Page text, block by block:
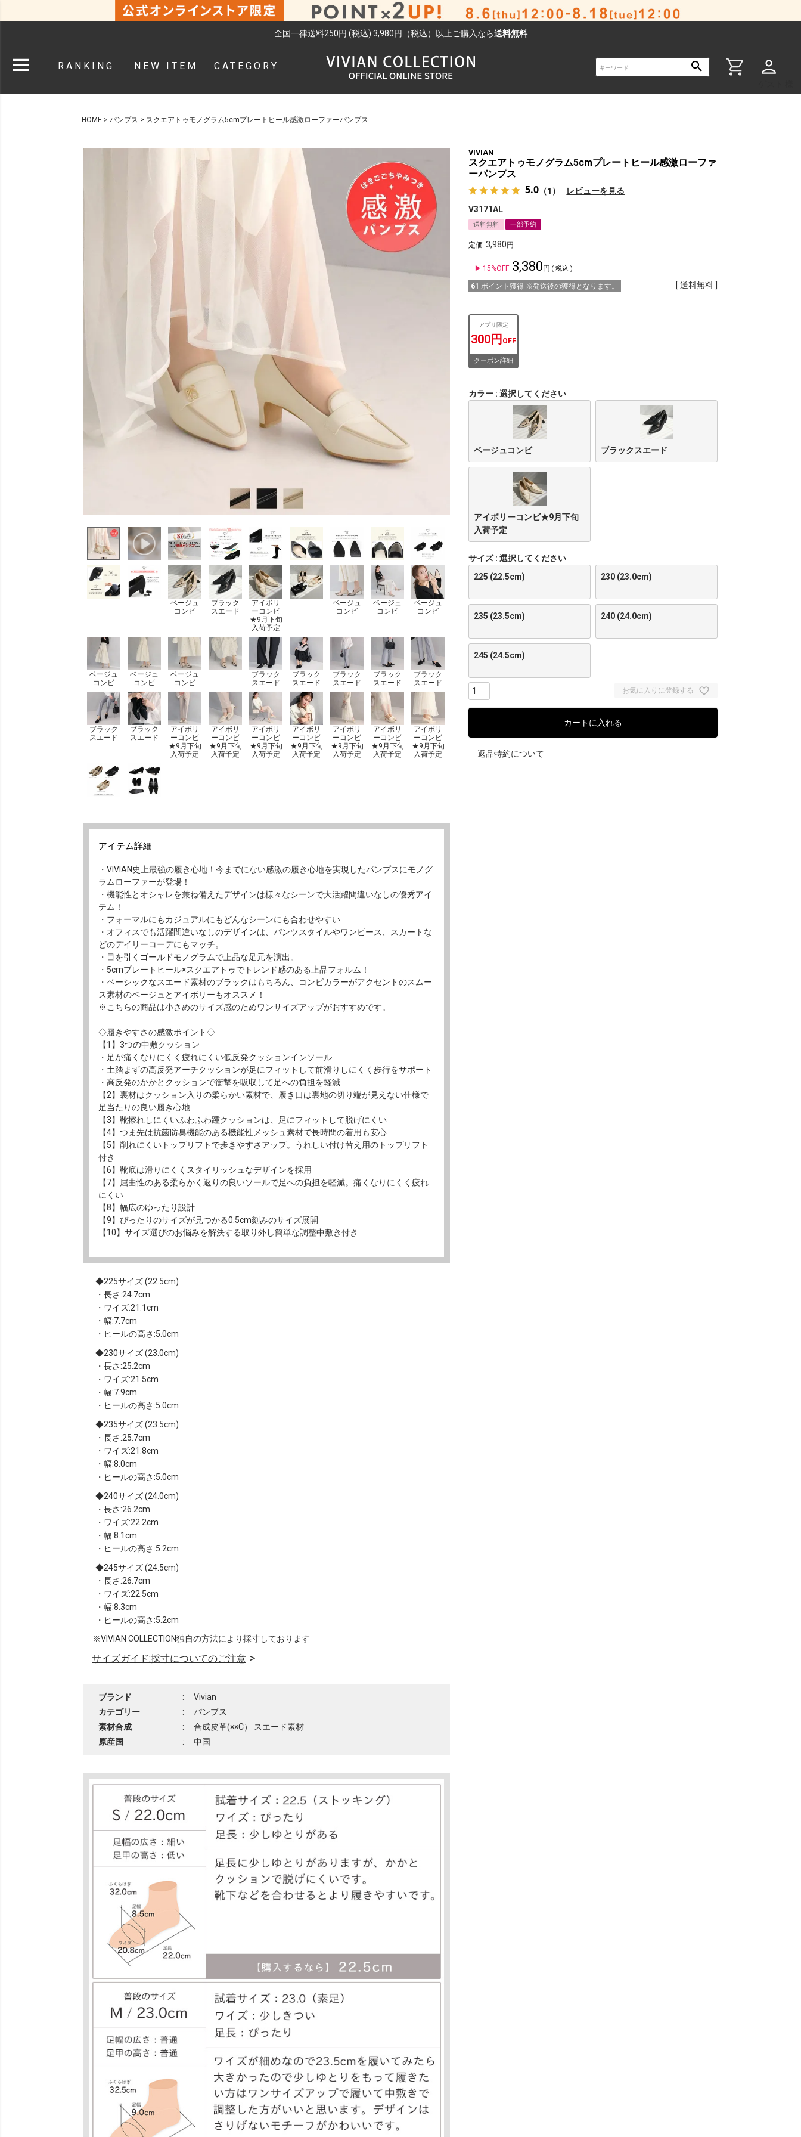
全国一律送料250円 (税込) 3,980円（税込）以上ご購入なら送料無料
RANKING NEW ITEM CATEGORY
検索
HOME パンプス スクエアトゥモノグラム5cmプレートヒール感激ローファーパンプス
ベージュ
コンビ
ブラック
スエード
アイボリ
ーコンビ
★9月下旬
入荷予定
ベージュ
コンビ
ベージュ
コンビ
ベージュ
コンビ
ベージュ
コンビ
ベージュ
コンビ
ベージュ
コンビ
ブラック
スエード
ブラック
スエード
ブラック
スエード
ブラック
スエード
ブラック
スエード
ブラック
スエード
ブラック
スエード
アイボリ
ーコンビ
★9月下旬
入荷予定
アイボリ
ーコンビ
★9月下旬
入荷予定
アイボリ
ーコンビ
★9月下旬
入荷予定
アイボリ
ーコンビ
★9月下旬
入荷予定
アイボリ
ーコンビ
★9月下旬
入荷予定
アイボリ
ーコンビ
★9月下旬
入荷予定
アイボリ
ーコンビ
★9月下旬
入荷予定
アイテム詳細
・VIVIAN史上最強の履き心地！今までにない感激の履き心地を実現したパンプスにモノグ
ラムローファーが登場！
・機能性とオシャレを兼ね備えたデザインは様々なシーンで大活躍間違いなしの優秀アイ
テム！
・フォーマルにもカジュアルにもどんなシーンにも合わせやすい
・オフィスでも活躍間違いなしのデザインは、パンツスタイルやワンピース、スカートな
どのデイリーコーデにもマッチ。
・目を引くゴールドモノグラムで上品な足元を演出。
・5cmプレートヒール×スクエアトゥでトレンド感のある上品フォルム！
・ベーシックなスエード素材のブラックはもちろん、コンビカラーがアクセントのスムー
ス素材のベージュとアイボリーもオススメ！
※こちらの商品は小さめのサイズ感のためワンサイズアップがおすすめです。
◇履きやすさの感激ポイント◇
【1】3つの中敷クッション
・足が痛くなりにくく疲れにくい低反発クッションインソール
・土踏まずの高反発アーチクッションが足にフィットして前滑りしにくく歩行をサポート
・高反発のかかとクッションで衝撃を吸収して足への負担を軽減
【2】裏材はクッション入りの柔らかい素材で、履き口は裏地の切り端が見えない仕様で
足当たりの良い履き心地
【3】靴擦れしにくいふわふわ踵クッションは、足にフィットして脱げにくい
【4】つま先は抗菌防臭機能のある機能性メッシュ素材で長時間の着用も安心
【5】削れにくいトップリフトで歩きやすさアップ。うれしい付け替え用のトップリフト
付き
【6】靴底は滑りにくくスタイリッシュなデザインを採用
【7】屈曲性のある柔らかく返りの良いソールで足への負担を軽減。痛くなりにくく疲れ
にくい
【8】幅広のゆったり設計
【9】ぴったりのサイズが見つかる0.5cm刻みのサイズ展開
【10】サイズ選びのお悩みを解決する取り外し簡単な調整中敷き付き
225サイズ (22.5cm)
・長さ:24.7cm
・ワイズ:21.1cm
・幅:7.7cm
・ヒールの高さ:5.0cm
230サイズ (23.0cm)
・長さ:25.2cm
・ワイズ:21.5cm
・幅:7.9cm
・ヒールの高さ:5.0cm
235サイズ (23.5cm)
・長さ:25.7cm
・ワイズ:21.8cm
・幅:8.0cm
・ヒールの高さ:5.0cm
240サイズ (24.0cm)
・長さ:26.2cm
・ワイズ:22.2cm
・幅:8.1cm
・ヒールの高さ:5.2cm
245サイズ (24.5cm)
・長さ:26.7cm
・ワイズ:22.5cm
・幅:8.3cm
・ヒールの高さ:5.2cm
※VIVIAN COLLECTION独自の方法により採寸しております
サイズガイド:採寸についてのご注意
ブランド :
Vivian
カテゴリー
:
パンプス
素材合成
:
合成皮革(××C） スエード素材
原産国
: 中国
VIVIAN
スクエアトゥモノグラム5cmプレートヒール感激ローファ
ーパンプス
5.0 （1） レビューを見る
V3171AL
送料無料 一部予約
定価 3,980
15%OFF 3,380 税込
61 ポイント獲得 ※発送後の獲得となります。 送料無料
アプリ限定
300円 OFF
クーポン詳細
カラー 選択してください
ベージュコンビ ブラックスエード
アイボリーコンビ★9月下旬
入荷予定
サイズ
選択してください
225 (22.5cm)
230 (23.0cm)
235 (23.5cm) 240 (24.0cm)
245 (24.5cm)
お気に入りに登録する
カートに入れる
返品特約について